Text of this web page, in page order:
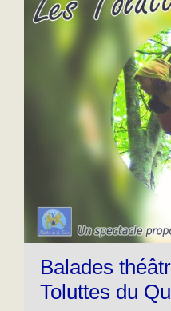
Balades
Toluttes du